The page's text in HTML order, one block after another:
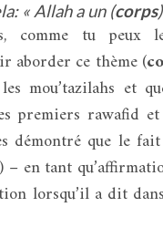
« Allah a un (corps)
comme tu peux
aborder ce thème (
mou’tazilahs et
premiers rawafid
démontré que le
) – en tant
lorsqu’il a dit